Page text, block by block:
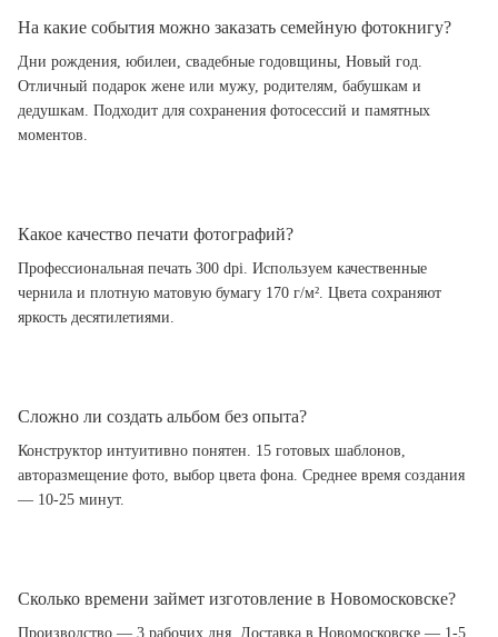
На какие события можно заказать семейную фотокнигу?
Дни рождения, юбилеи, свадебные годовщины, Новый год.
Отличный подарок жене или мужу, родителям, бабушкам и
дедушкам. Подходит для сохранения фотосессий и памятных
моментов.
Какое качество печати фотографий?
Профессиональная печать 300 dpi. Используем качественные
чернила и плотную матовую бумагу 170 г/м². Цвета сохраняют
яркость десятилетиями.
Сложно ли создать альбом без опыта?
Конструктор интуитивно понятен. 15 готовых шаблонов,
авторазмещение фото, выбор цвета фона. Среднее время создания
— 10-25 минут.
Сколько времени займет изготовление в Новомосковске?
Производство — 3 рабочих дня. Доставка в Новомосковске — 1-5